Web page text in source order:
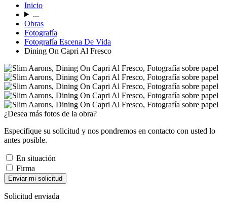
Inicio
...
Obras
Fotografía
Fotografía Escena De Vida
Dining On Capri Al Fresco
¿Desea más fotos de la obra?
Especifique su solicitud y nos pondremos en contacto con usted lo
antes posible.
En situación
Firma
Enviar mi solicitud
Solicitud enviada